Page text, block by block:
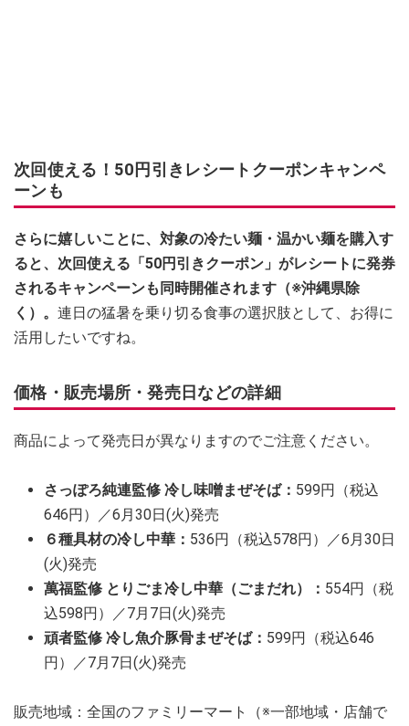
次回使える！50円引きレシートクーポンキャンペ
ーンも
さらに嬉しいことに、対象の冷たい麺・温かい麺を購入す
ると、次回使える「50円引きクーポン」がレシートに発券
されるキャンペーンも同時開催されます（※沖縄県除
く）。 連日の猛暑を乗り切る食事の選択肢として、お得に
活用したいですね。
価格・販売場所・発売日などの詳細
商品によって発売日が異なりますのでご注意ください。
さっぽろ純連監修 冷し味噌まぜそば： 599円（税込
646円）／6月30日(火)発売
６種具材の冷し中華： 536円（税込578円）／6月30日
(火)発売
萬福監修 とりごま冷し中華（ごまだれ）： 554円（税
込598円）／7月7日(火)発売
頑者監修 冷し魚介豚骨まぜそば： 599円（税込646
円）／7月7日(火)発売
販売地域：全国のファミリーマート（※一部地域・店舗で